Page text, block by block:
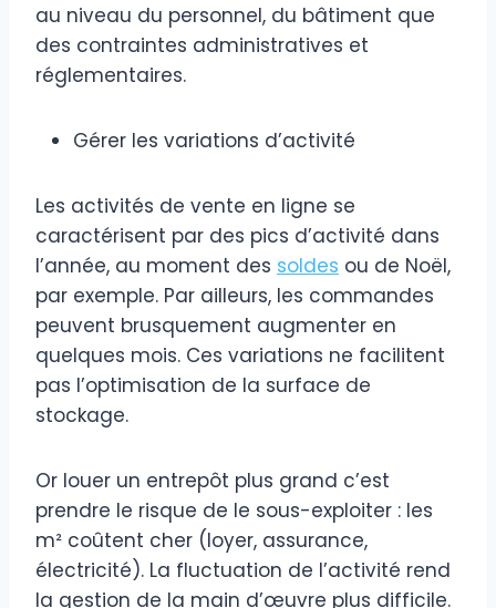
au niveau du personnel, du bâtiment que
des contraintes administratives et
réglementaires.
Gérer les variations d’activité
Les activités de vente en ligne se
caractérisent par des pics d’activité dans
l’année, au moment des soldes ou de Noël,
par exemple. Par ailleurs, les commandes
peuvent brusquement augmenter en
quelques mois. Ces variations ne facilitent
pas l’optimisation de la surface de
stockage.
Or louer un entrepôt plus grand c’est
prendre le risque de le sous-exploiter : les
m² coûtent cher (loyer, assurance,
électricité). La fluctuation de l’activité rend
la gestion de la main d’œuvre plus difficile.